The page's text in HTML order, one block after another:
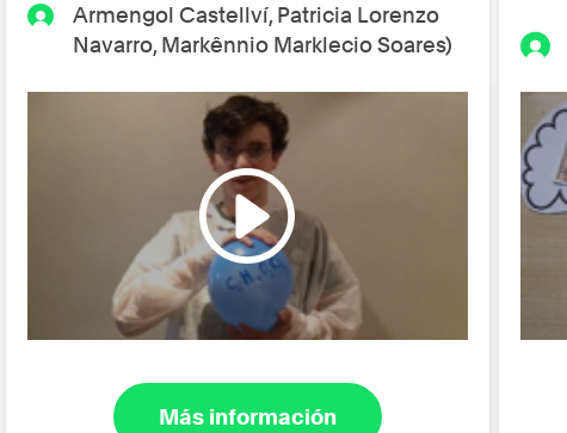
Armengol Castellví, Patricia Lorenzo
Navarro, Markênnio Marklecio Soares)
Más información